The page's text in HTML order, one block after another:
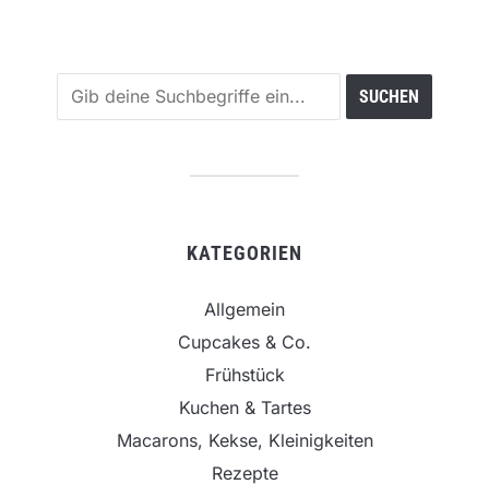
KATEGORIEN
Allgemein
Cupcakes & Co.
Frühstück
Kuchen & Tartes
Macarons, Kekse, Kleinigkeiten
Rezepte